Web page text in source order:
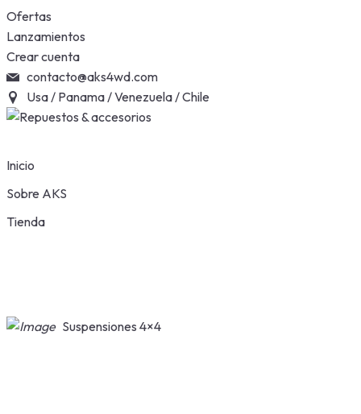
Skip
to
content
Ofertas
Lanzamientos
Crear cuenta
contacto@aks4wd.com
Usa / Panama / Venezuela / Chile
Inicio
Sobre AKS
Tienda
Suspensiones 4×4